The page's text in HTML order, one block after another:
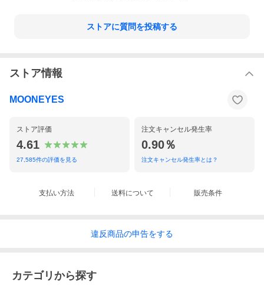
ストアに質問を投稿する
ストア情報
MOONEYES
ストア評価
4.61
27,585件の評価を見る
注文キャンセル発生率
0.90％
注文キャンセル発生率とは？
支払い方法 送料について 販売条件
違反商品の申告をする
カテゴリから探す